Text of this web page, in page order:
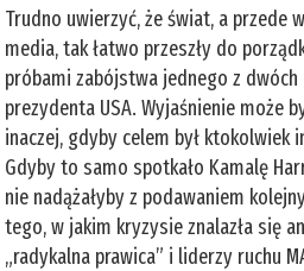
Trudno uwierzyć, że świat, a przede
media, tak łatwo przeszły do
próbami zabójstwa jednego z
prezydenta USA. Wyjaśnienie może
inaczej, gdyby celem był ktokolwiek
Gdyby to samo spotkało Kamalę
nie nadążałyby z podawaniem
tego, w jakim kryzysie znalazła się
„radykalna prawica” i liderzy ruchu